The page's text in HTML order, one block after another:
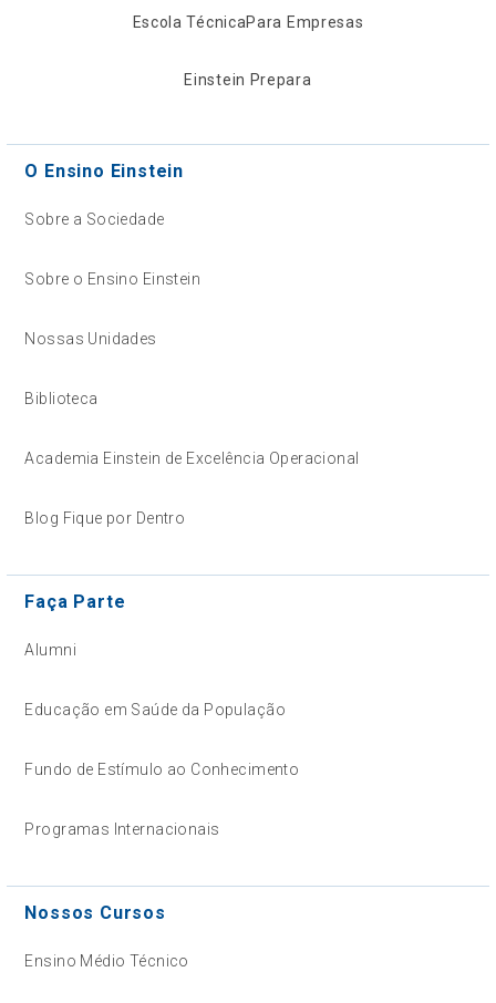
Escola TécnicaPara Empresas
Einstein Prepara
O Ensino Einstein
Sobre a Sociedade
Sobre o Ensino Einstein
Nossas Unidades
Biblioteca
Academia Einstein de Excelência Operacional
Blog Fique por Dentro
Faça Parte
Alumni
Educação em Saúde da População
Fundo de Estímulo ao Conhecimento
Programas Internacionais
Nossos Cursos
Ensino Médio Técnico